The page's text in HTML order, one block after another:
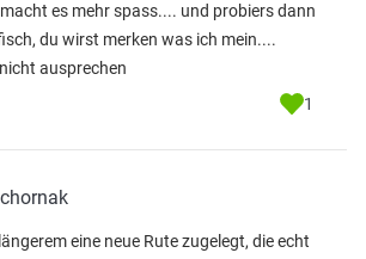
es mehr spass.... und probiers dann
du wirst merken was ich mein....
ausprechen
1
eine neue Rute zugelegt, die echt